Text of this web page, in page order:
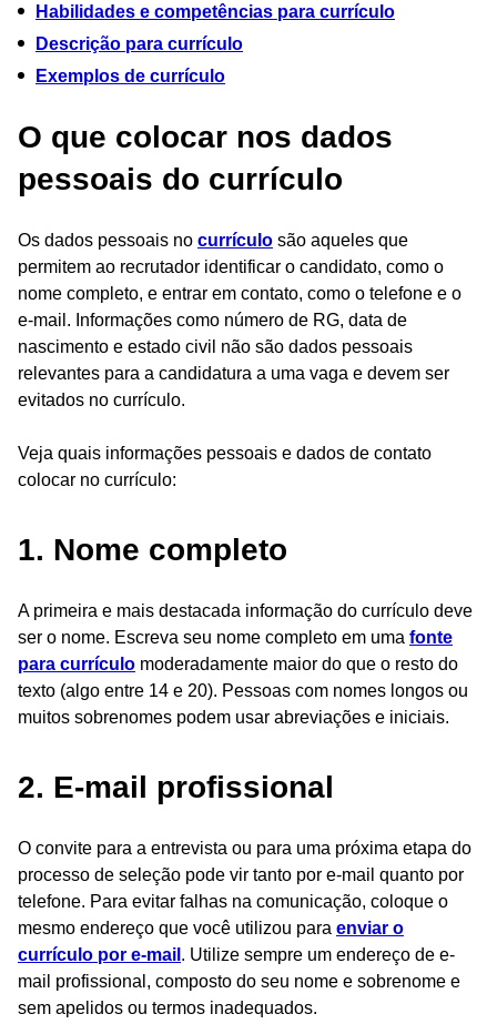
Habilidades e competências para currículo
Descrição para currículo
Exemplos de currículo
O que colocar nos dados
pessoais do currículo
Os dados pessoais no currículo são aqueles que
permitem ao recrutador identificar o candidato, como o
nome completo, e entrar em contato, como o telefone e o
e-mail. Informações como número de RG, data de
nascimento e estado civil não são dados pessoais
relevantes para a candidatura a uma vaga e devem ser
evitados no currículo.
Veja quais informações pessoais e dados de contato
colocar no currículo:
1. Nome completo
A primeira e mais destacada informação do currículo deve
ser o nome. Escreva seu nome completo em uma fonte
para currículo moderadamente maior do que o resto do
texto (algo entre 14 e 20). Pessoas com nomes longos ou
muitos sobrenomes podem usar abreviações e iniciais.
2. E-mail profissional
O convite para a entrevista ou para uma próxima etapa do
processo de seleção pode vir tanto por e-mail quanto por
telefone. Para evitar falhas na comunicação, coloque o
mesmo endereço que você utilizou para enviar o
currículo por e-mail . Utilize sempre um endereço de e-
mail profissional, composto do seu nome e sobrenome e
sem apelidos ou termos inadequados.